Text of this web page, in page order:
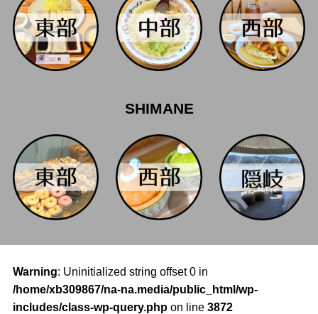
SHIMANE
Warning: Uninitialized string offset 0 in
/home/xb309867/na-na.media/public_html/wp-
includes/class-wp-query.phpon line 3872